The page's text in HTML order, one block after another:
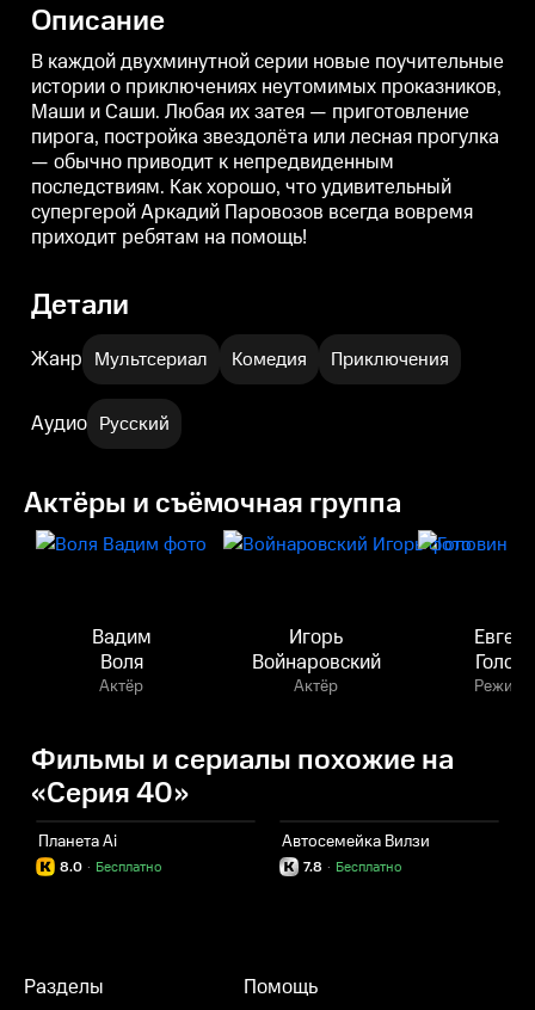
приводит к непредвиденным
последствиям. Как хорошо, что
удивительный супергерой
Аркадий Паровозов всегда
вовремя приходит ребятам на
помощь!
удивительный супергерой
Аркадий Паровозов всегда
вовремя приходит ребятам на
помощь!
Описание
В каждой двухминутной серии новые поучительные
истории о приключениях неутомимых проказников,
Маши и Саши. Любая их затея — приготовление
пирога, постройка звездолёта или лесная прогулка
— обычно приводит к непредвиденным
последствиям. Как хорошо, что удивительный
супергерой Аркадий Паровозов всегда вовремя
приходит ребятам на помощь!
Детали
Жанр Мультсериал Комедия Приключения
Аудио Русский
Актёры и съёмочная группа
Вадим
Воля
Актёр
Игорь
Войнаровский
Актёр
Фильмы и сериалы похожие на
«Серия 40»
Планета Ai
8.0 Бесплатно
·
Автосемейка Вилзи
7.8 Бесплатно
·
Разделы Помощь